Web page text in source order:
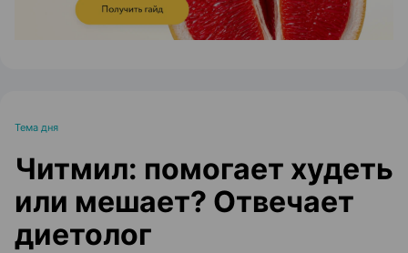
Тема дня
Читмил: помогает худеть
или мешает? Отвечает
диетолог